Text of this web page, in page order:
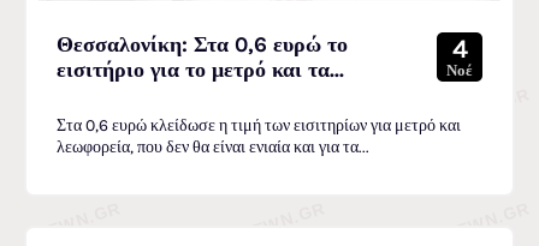
Θεσσαλονίκη: Στα 0,6 ευρώ το
εισιτήριο για το μετρό και τα...
4
Νοέ
Στα 0,6 ευρώ κλείδωσε η τιμή των εισιτηρίων για μετρό και
λεωφορεία, που δεν θα είναι ενιαία και για τα...